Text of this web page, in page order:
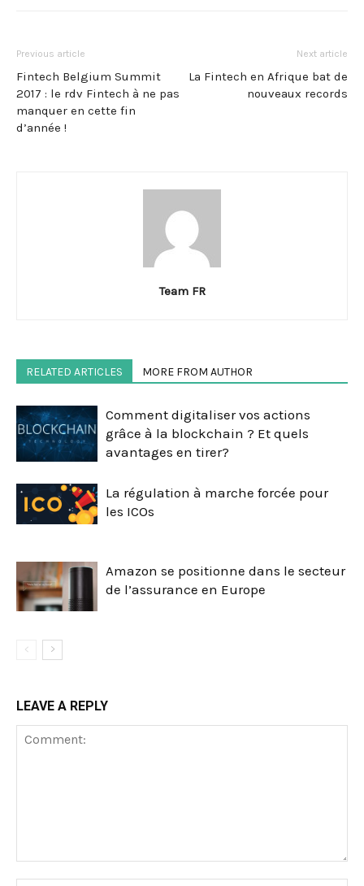
Previous article
Fintech Belgium Summit
2017 : le rdv Fintech à ne pas
manquer en cette fin
d’année !
Next article
La Fintech en Afrique bat de
nouveaux records
Team FR
RELATED ARTICLES MORE FROM AUTHOR
Comment digitaliser vos actions
grâce à la blockchain ? Et quels
avantages en tirer?
La régulation à marche forcée pour
les ICOs
Amazon se positionne dans le secteur
de l’assurance en Europe
LEAVE A REPLY